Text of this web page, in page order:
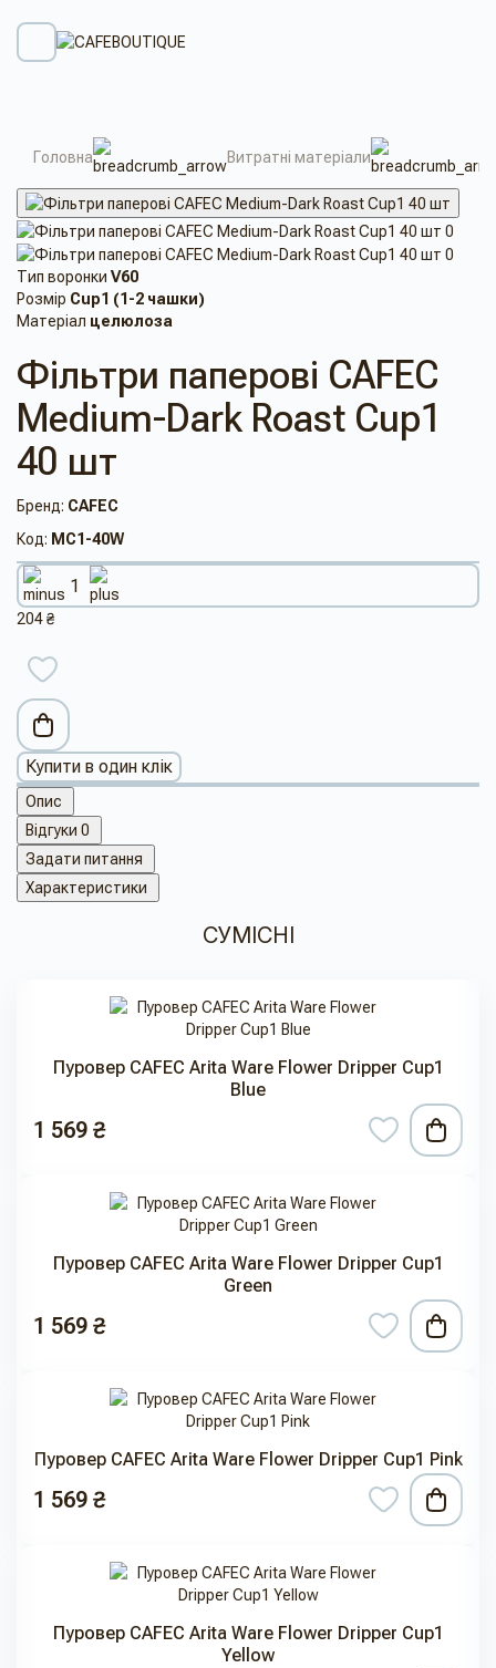
Головна Витратні матеріали
Тип воронки V60
Розмір Cup1 (1-2 чашки)
Матеріал целюлоза
Фільтри паперові CAFEC
Medium-Dark Roast Cup1
40 шт
Бренд: CAFEC
Код: MC1-40W
204 ₴
Купити в один клік
Опис
Відгуки 0
Задати питання
Характеристики
СУМІСНІ
Пуровер CAFEC Arita Ware Flower Dripper Cup1
Blue
1 569 ₴
Пуровер CAFEC Arita Ware Flower Dripper Cup1
Green
1 569 ₴
Пуровер CAFEC Arita Ware Flower Dripper Cup1 Pink
1 569 ₴
Пуровер CAFEC Arita Ware Flower Dripper Cup1
Yellow